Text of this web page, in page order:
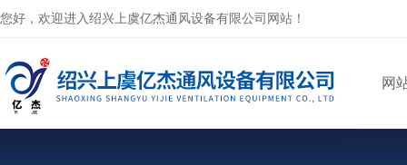
您好，欢迎进入绍兴上虞亿杰通风设备有限公司网站！
网